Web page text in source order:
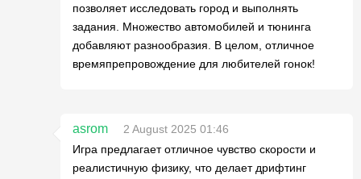
позволяет исследовать город и выполнять
задания. Множество автомобилей и тюнинга
добавляют разнообразия. В целом, отличное
времяпрепровождение для любителей гонок!
asrom
2 August 2025 01:46
Игра предлагает отличное чувство скорости и
реалистичную физику, что делает дрифтинг